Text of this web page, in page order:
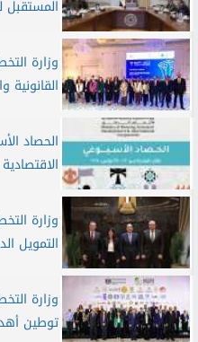
المستقبل
وزارة
الحصاد
وزارة
التمويل
وزارة
توطين